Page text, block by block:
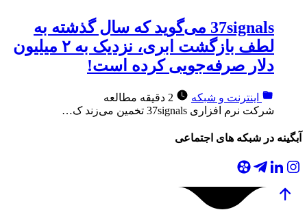
37signals می‌گوید که سال گذشته به
لطف بازگشت ابری، نزدیک به ۲ میلیون
دلار صرفه‌جویی کرده است!
اینترنت و شبکه
2 دقیقه مطالعه
شرکت نرم افزاری 37signals تخمین می‌زند ک…
آبگینه در شبکه های اجتماعی